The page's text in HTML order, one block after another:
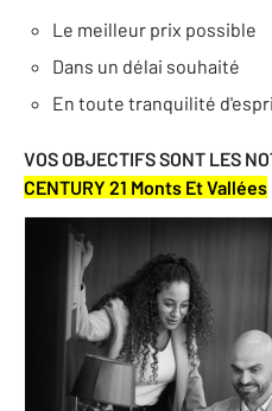
Le meilleur prix possible
Dans un délai souhaité
En toute tranquilité
VOS OBJECTIFS SONT LES
CENTURY 21 Monts Et Vallées